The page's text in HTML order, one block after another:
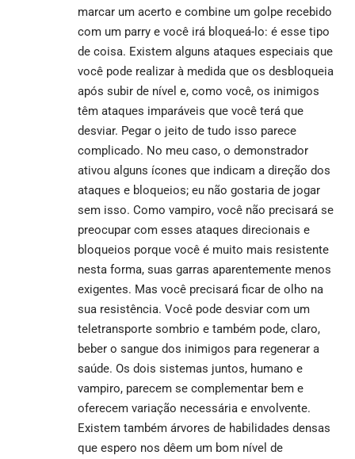
marcar um acerto e combine um golpe recebido
com um parry e você irá bloqueá-lo: é esse tipo
de coisa. Existem alguns ataques especiais que
você pode realizar à medida que os desbloqueia
após subir de nível e, como você, os inimigos
têm ataques imparáveis que você terá que
desviar. Pegar o jeito de tudo isso parece
complicado. No meu caso, o demonstrador
ativou alguns ícones que indicam a direção dos
ataques e bloqueios; eu não gostaria de jogar
sem isso. Como vampiro, você não precisará se
preocupar com esses ataques direcionais e
bloqueios porque você é muito mais resistente
nesta forma, suas garras aparentemente menos
exigentes. Mas você precisará ficar de olho na
sua resistência. Você pode desviar com um
teletransporte sombrio e também pode, claro,
beber o sangue dos inimigos para regenerar a
saúde. Os dois sistemas juntos, humano e
vampiro, parecem se complementar bem e
oferecem variação necessária e envolvente.
Existem também árvores de habilidades densas
que espero nos dêem um bom nível de